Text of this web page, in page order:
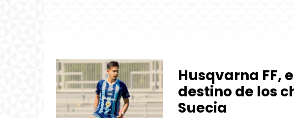
Husqvarna FF,
destino de los
Suecia